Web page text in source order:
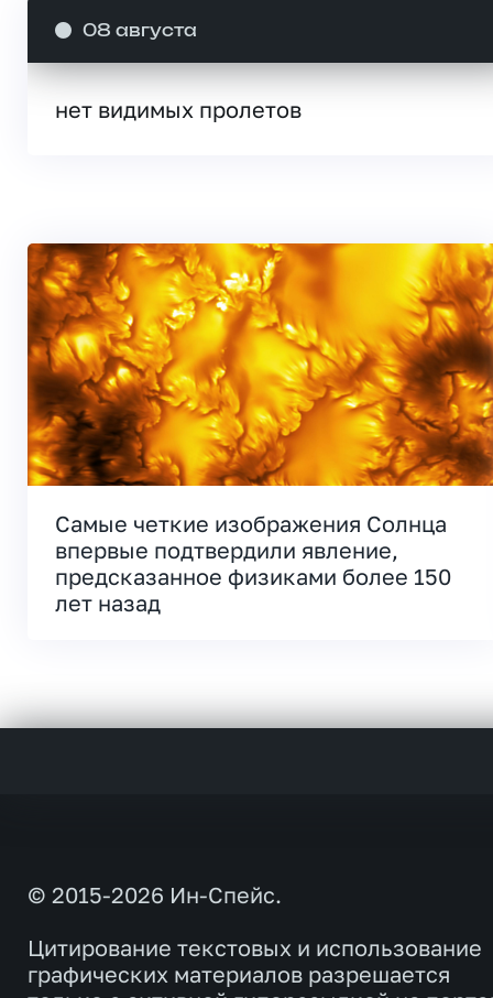
08 августа
нет видимых пролетов
Самые четкие изображения Солнца
впервые подтвердили явление,
предсказанное физиками более 150
лет назад
© 2015-2026 Ин-Спейс.
Цитирование текстовых и использование
графических материалов разрешается